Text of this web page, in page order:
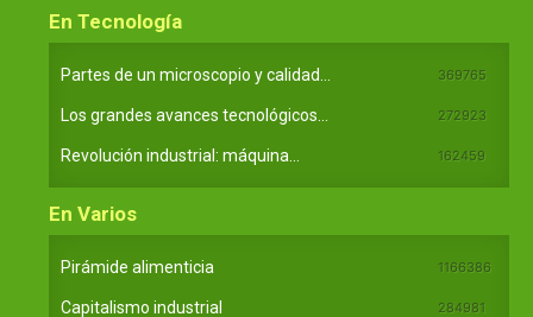
En Tecnología
Partes de un microscopio y calidad... 369765
Los grandes avances tecnológicos... 272923
Revolución industrial: máquina... 162459
En Varios
Pirámide alimenticia 1166386
Capitalismo industrial 284981